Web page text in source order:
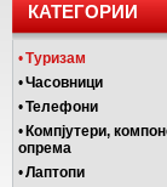
КАТЕГОРИИ
•Туризам
•Часовници
•Телефони
• Компјутери,
опрема
•Лаптопи